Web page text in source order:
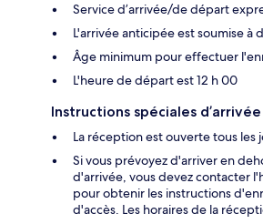
Service d’arrivée/de départ
L'arrivée anticipée est soumise à
Âge minimum pour effectuer
L'heure de départ est 12 h 00
Instructions spéciales d’arrivée
La réception est ouverte tous les
Si vous prévoyez d'arriver en
d'arrivée, vous devez contacter
pour obtenir les instructions
d'accès. Les horaires de la